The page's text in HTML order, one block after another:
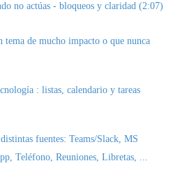
no actúas - bloqueos y claridad (2:07)
tema de mucho impacto o que nunca
: listas, calendario y tareas
fuentes: Teams/Slack, MS
Teléfono, Reuniones, Libretas, ...